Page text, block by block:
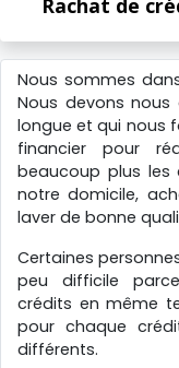
Rachat de
Nous sommes
Nous devons
longue et qui nous
financier pour
beaucoup plus les
notre domicile,
laver de bonne
Certaines
peu difficile
crédits en même
pour chaque
différents.